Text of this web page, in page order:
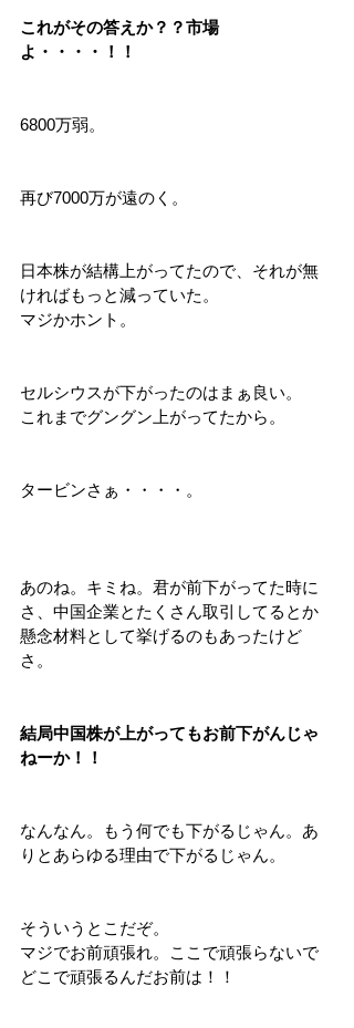
これがその答えか？？市場
よ・・・・！！
6800万弱。
再び7000万が遠のく。
日本株が結構上がってたので、それが無
ければもっと減っていた。
マジかホント。
セルシウスが下がったのはまぁ良い。
これまでグングン上がってたから。
タービンさぁ・・・・。
あのね。キミね。君が前下がってた時に
さ、中国企業とたくさん取引してるとか
懸念材料として挙げるのもあったけど
さ。
結局中国株が上がってもお前下がんじゃ
ねーか！！
なんなん。もう何でも下がるじゃん。あ
りとあらゆる理由で下がるじゃん。
そういうとこだぞ。
マジでお前頑張れ。ここで頑張らないで
どこで頑張るんだお前は！！